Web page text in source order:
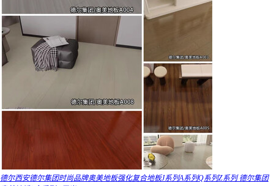
德尔西安德尔集团时尚品牌奥美地板强化复合地板J系列A系列Q系列Z系列 德尔集团